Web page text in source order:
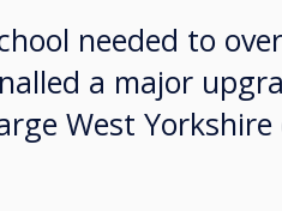
needed to
a major
West Yorkshire